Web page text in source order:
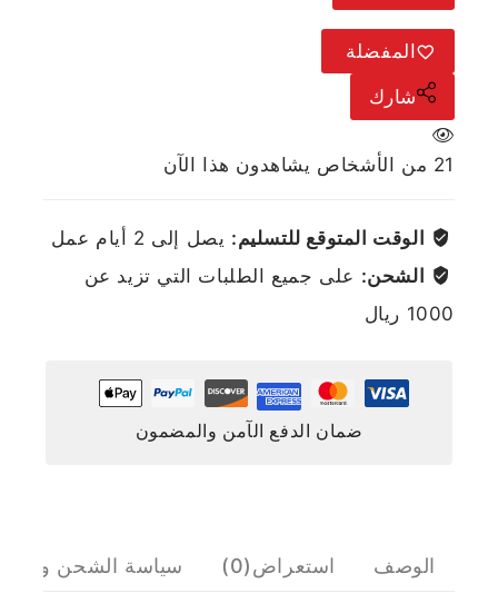
المفضلة
شارك
21 من الأشخاص يشاهدون هذا الآن
الوقت المتوقع للتسليم: يصل إلى 2 أيام عمل
الشحن: على جميع الطلبات التي تزيد عن
1000 ريال
ضمان الدفع الآمن والمضمون
الوصف استعراض(0) سياسة الشحن